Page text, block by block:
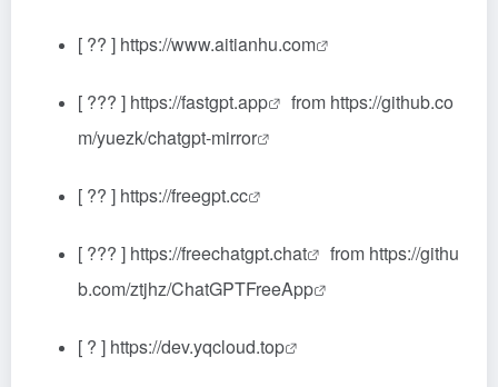
[ ?? ] https://www.aitianhu.com
[ ??? ] https://fastgpt.app from https://github.co
m/yuezk/chatgpt-mirror
[ ?? ] https://freegpt.cc
[ ??? ] https://freechatgpt.chat from https://githu
b.com/ztjhz/ChatGPTFreeApp
[ ? ] https://dev.yqcloud.top